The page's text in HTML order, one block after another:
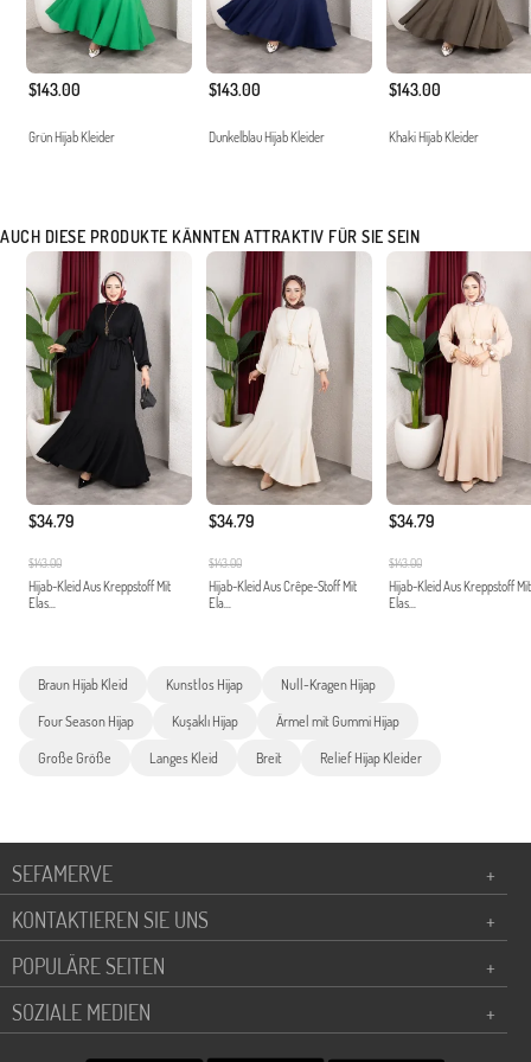
$143.00
Grün Hijab Kleider
$143.00
Dunkelblau Hijab Kleider
$143.00
Khaki Hijab Kleider
AUCH DIESE PRODUKTE KÄNNTEN ATTRAKTIV FÜR SIE SEIN
$34.79
$143.00
Hijab-Kleid Aus Kreppstoff Mit
Elas...
$34.79
$143.00
Hijab-Kleid Aus Crêpe-Stoff Mit
Ela...
$34.79
$143.00
Hijab-Kleid Aus Kreppstoff Mit
Elas...
Braun Hijab Kleid Kunstlos Hijap Null-Kragen Hijap
Four Season Hijap Kuşaklı Hijap Ärmel mit Gummi Hijap
Große Größe Langes Kleid Breit Relief Hijap Kleider
SEFAMERVE
+
KONTAKTIEREN SIE UNS
+
POPULÄRE SEITEN
+
SOZIALE MEDIEN
+